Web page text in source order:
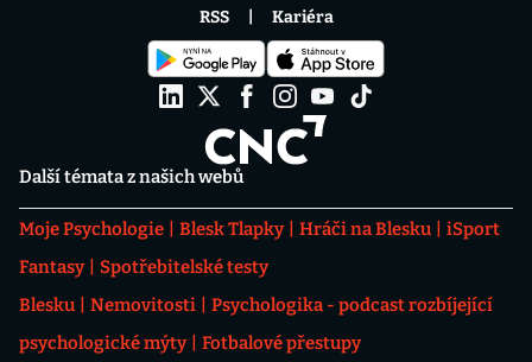
Další témata z našich webů
Moje Psychologie Blesk Tlapky Hráči na Blesku
iSport
Fantasy
Spotřebitelské testy
Blesku
Nemovitosti
Psychologika - podcast rozbíjející
psychologické mýty
Fotbalové přestupy
RSS Kariéra